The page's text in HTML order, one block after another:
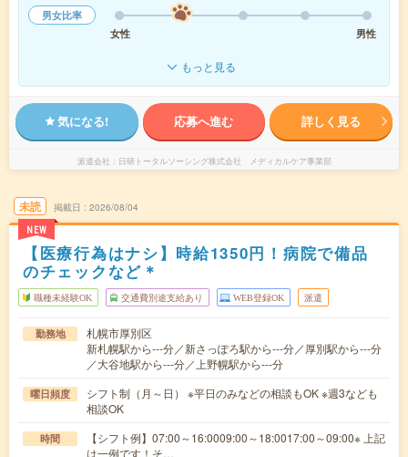
男女比率
女性
男性
もっと見る
気になる! 応募へ進む 詳しく見る
派遣会社 日研トータルソーシング株式会社 メディカルケア事業部
未読
NEW
掲載日 2026/08/04
【医療行為はナシ】時給1350円！病院で備品
のチェックなど＊
職種未経験OK 交通費別途支給あり WEB登録OK 派遣
勤務地
札幌市厚別区
新札幌駅から---分／新さっぽろ駅から---分／厚別駅から---分
／大谷地駅から---分／上野幌駅から---分
曜日頻度
シフト制（月～日） ※平日のみなどの相談もOK ※週3なども
相談OK
時間
【シフト例】07:00～16:0009:00～18:0017:00～09:00※ 上記
は一例です！そ…